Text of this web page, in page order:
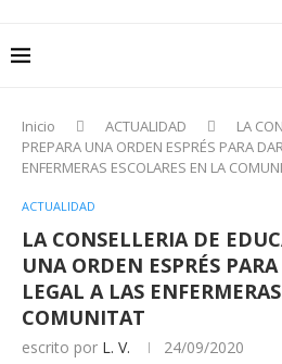
Inicio ACTUALIDAD
LA
PREPARA UNA ORDEN ESPRÉS PARA
ENFERMERAS ESCOLARES EN LA
ACTUALIDAD
LA CONSELLERIA DE
UNA ORDEN ESPRÉS
LEGAL A LAS
COMUNITAT
escrito por L. V. 24/09/2020